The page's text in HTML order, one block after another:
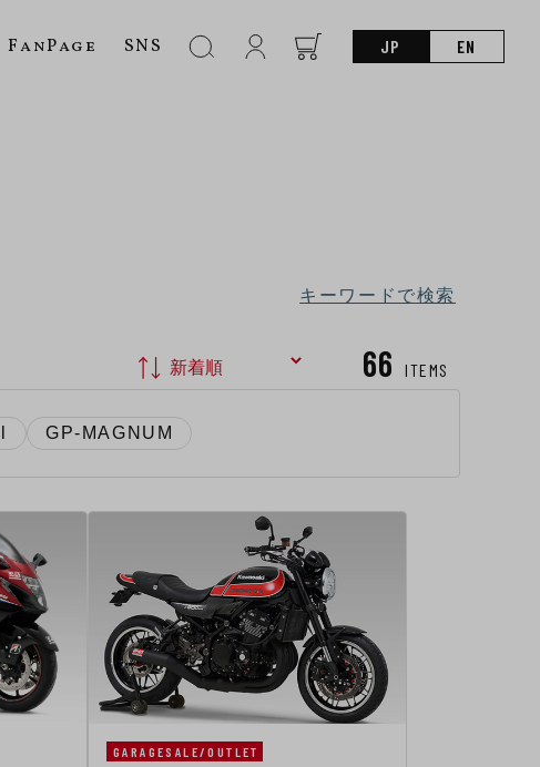
FanPage SNS JP EN
キーワードで検索
66 ITEMS
GP-MAGNUM
GARAGESALE/OUTLET